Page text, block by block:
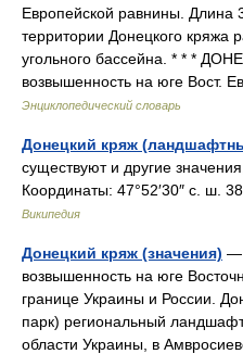
Европейской равнины. Длина
территории Донецкого кряжа
угольного бассейна. * * *
возвышенность на юге Вост.
Энциклопедический словарь
Донецкий кряж
существуют и другие
Координаты: 47°52′30″ с. ш.
Википедия
Донецкий кряж (значения) —
возвышенность на юге
границе Украины и России.
парк) региональный
области Украины, в